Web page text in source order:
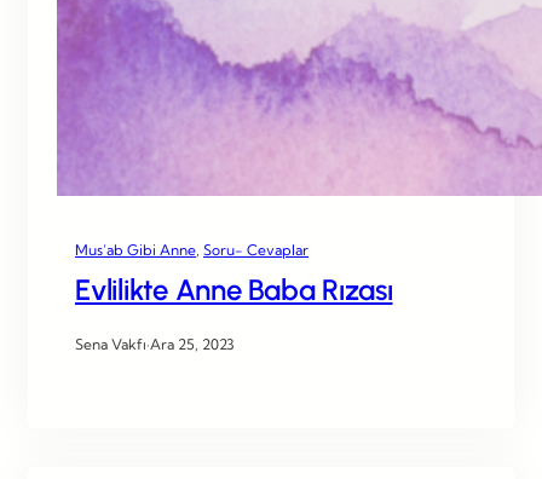
Mus’ab Gibi Anne Soru- Cevaplar
Evlilikte Anne Baba Rızası
Sena Vakfı·Ara 25, 2023